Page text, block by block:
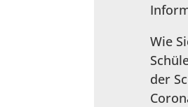
Wie
der